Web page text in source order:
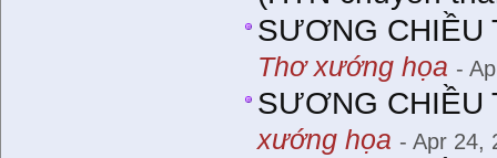
SƯƠNG CHIỀU
Thơ xướng họa -
SƯƠNG CHIỀU
xướng họa - Apr 24,